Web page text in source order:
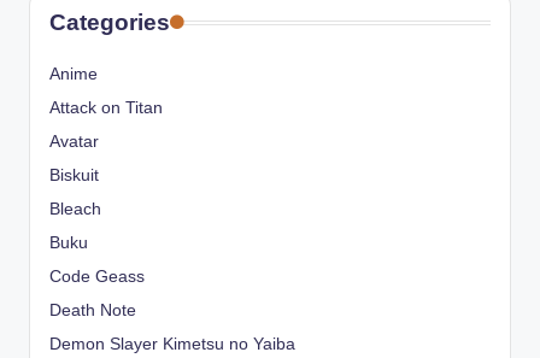
Categories
Anime
Attack on Titan
Avatar
Biskuit
Bleach
Buku
Code Geass
Death Note
Demon Slayer Kimetsu no Yaiba